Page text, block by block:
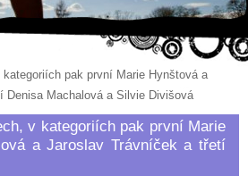
pak první Marie Hynštová a
Machalová a Silvie Divišová
v kategoriích pak první Marie
a Jaroslav Trávníček a třetí